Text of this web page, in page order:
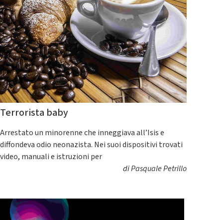
Terrorista baby
Arrestato un minorenne che inneggiava all’Isis e
diffondeva odio neonazista. Nei suoi dispositivi trovati
video, manuali e istruzioni per
diPasquale Petrillo